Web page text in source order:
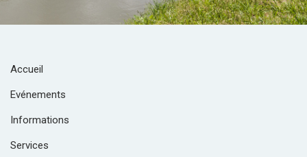
Accueil
Evénements
Informations
Services